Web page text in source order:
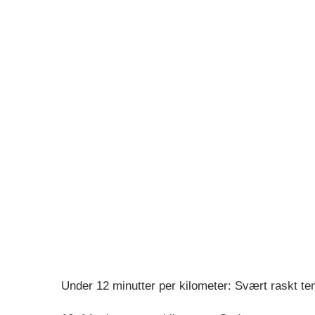
Under 12 minutter per kilometer: Svært raskt